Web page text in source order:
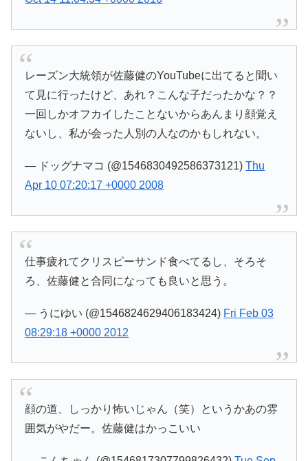
レーズン大統領が佐藤健のYouTubeに出てると聞い
て見に行ったけど、あれ？こんな子だったかな？？
一回しかオフカイしたことないからあんまり顔覚え
ないし、私が会った人別の人なのかもしれない。
— ドッグナマコ (@1546830492586373121)Thu
Apr 10 07:20:17 +0000 2008
仕事疲れてクリスピーサンド食べてるし、そろそ
ろ、佐藤健と合同になっても良いと思う。
— うにゆい (@1546824629406183424) Fri Feb 03
08:29:18 +0000 2012
顔の道、しっかり怖いじゃん（笑）というかあの雰
囲気がやだー。佐藤健はかっこいい